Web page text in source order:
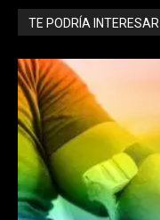
TE PODRÍA INTERESAR